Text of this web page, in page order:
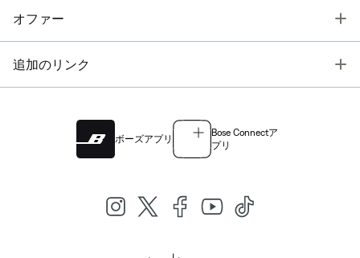
オファー
追加のリンク
ボーズアプリ
Bose Connectア
プリ